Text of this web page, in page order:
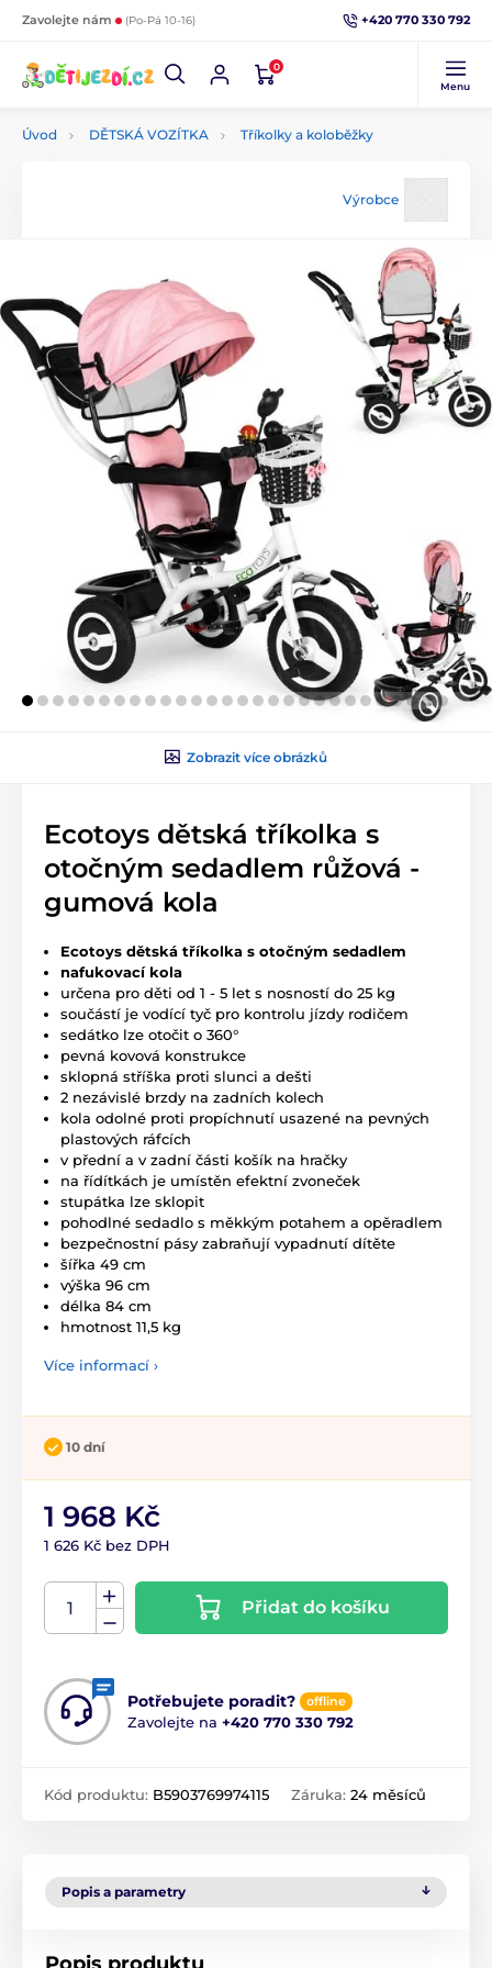
Zavolejte nám (Po-Pá 10-16) +420 770 330 792
0
Menu
Úvod DĚTSKÁ VOZÍTKA Tříkolky a koloběžky
Výrobce
Zobrazit více obrázků
Ecotoys dětská tříkolka s
otočným sedadlem růžová -
gumová kola
Ecotoys dětská tříkolka s otočným sedadlem
nafukovací kola
určena pro děti od 1 - 5 let s nosností do 25 kg
součástí je vodící tyč pro kontrolu jízdy rodičem
sedátko lze otočit o 360°
pevná kovová konstrukce
sklopná stříška proti slunci a dešti
2 nezávislé brzdy na zadních kolech
kola odolné proti propíchnutí usazené na pevných
plastových ráfcích
v přední a v zadní části košík na hračky
na řídítkách je umístěn efektní zvoneček
stupátka lze sklopit
pohodlné sedadlo s měkkým potahem a opěradlem
bezpečnostní pásy zabraňují vypadnutí dítěte
šířka 49 cm
výška 96 cm
délka 84 cm
hmotnost 11,5 kg
Více informací ›
10 dní
1 968 Kč
1 626 Kč bez DPH
Přidat do košíku
Potřebujete poradit? offline
Zavolejte na +420 770 330 792
Kód produktu: B5903769974115 Záruka: 24 měsíců
Popis a parametry